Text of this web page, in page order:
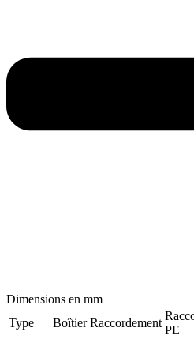
Dimensions en mm
Type
Boîtier Raccordement
PE